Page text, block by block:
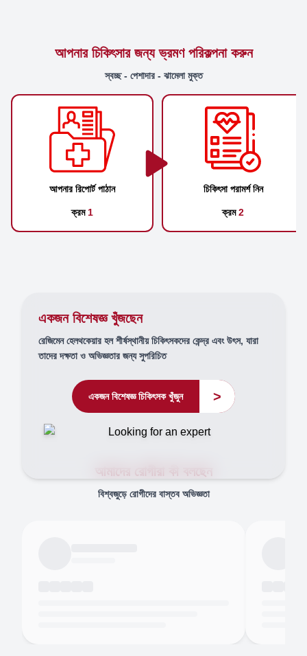
আপনার চিকিৎসার জন্য ভ্রমণ পরিকল্পনা করুন
স্বচ্ছ - পেশাদার - ঝামেলা মুক্ত
আপনার রিপোর্ট পাঠান
ক্রম 1
চিকিৎসা পরামর্শ নিন
ক্রম2
একজন বিশেষজ্ঞ খুঁজছেন
রেজিমেন হেলথকেয়ার হল শীর্ষস্থানীয় চিকিৎসকদের কেন্দ্র এবং উৎস, যারা
তাদের দক্ষতা ও অভিজ্ঞতার জন্য সুপরিচিত
একজন বিশেষজ্ঞ চিকিৎসক খুঁজুন >
আমাদের রোগীরা কী বলছেন
বিশ্বজুড়ে রোগীদের বাস্তব অভিজ্ঞতা